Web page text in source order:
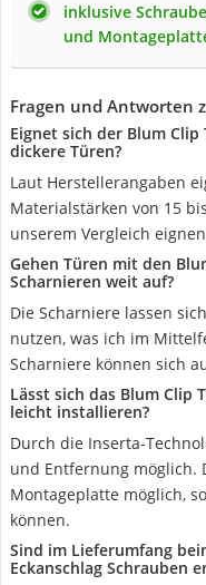
inklusive
und
Fragen und Antworten
Eignet sich der Blum
dickere Türen?
Laut Herstellerangaben
Materialstärken von 15
unserem Vergleich
Gehen Türen mit den
Scharnieren weit auf?
Die Scharniere lassen
nutzen, was ich im
Scharniere können sich
Lässt sich das Blum Clip
leicht installieren?
Durch die Inserta-
und Entfernung möglich.
Montageplatte möglich,
können.
Sind im Lieferumfang
Eckanschlag Schrauben